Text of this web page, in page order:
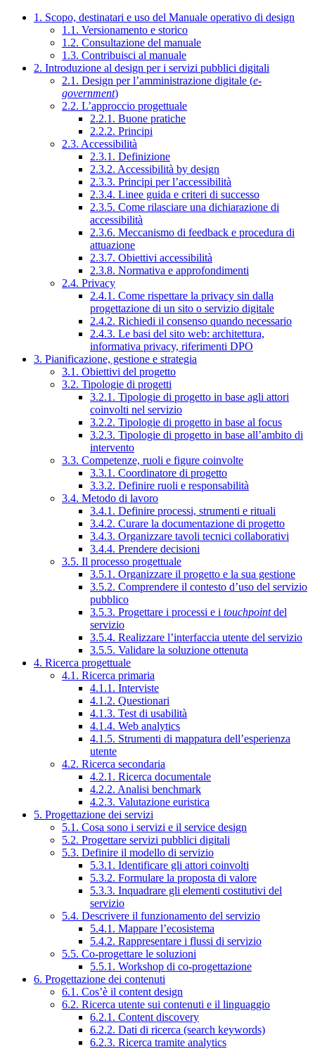
1. Scopo, destinatari e uso del Manuale operativo di design
1.1. Versionamento e storico
1.2. Consultazione del manuale
1.3. Contribuisci al manuale
2. Introduzione al design per i servizi pubblici digitali
2.1. Design per l’amministrazione digitale (e-
government)
2.2. L’approccio progettuale
2.2.1. Buone pratiche
2.2.2. Principi
2.3. Accessibilità
2.3.1. Definizione
2.3.2. Accessibilità by design
2.3.3. Principi per l’accessibilità
2.3.4. Linee guida e criteri di successo
2.3.5. Come rilasciare una dichiarazione di
accessibilità
2.3.6. Meccanismo di feedback e procedura di
attuazione
2.3.7. Obiettivi accessibilità
2.3.8. Normativa e approfondimenti
2.4. Privacy
2.4.1. Come rispettare la privacy sin dalla
progettazione di un sito o servizio digitale
2.4.2. Richiedi il consenso quando necessario
2.4.3. Le basi del sito web: architettura,
informativa privacy, riferimenti DPO
3. Pianificazione, gestione e strategia
3.1. Obiettivi del progetto
3.2. Tipologie di progetti
3.2.1. Tipologie di progetto in base agli attori
coinvolti nel servizio
3.2.2. Tipologie di progetto in base al focus
3.2.3. Tipologie di progetto in base all’ambito di
intervento
3.3. Competenze, ruoli e figure coinvolte
3.3.1. Coordinatore di progetto
3.3.2. Definire ruoli e responsabilità
3.4. Metodo di lavoro
3.4.1. Definire processi, strumenti e rituali
3.4.2. Curare la documentazione di progetto
3.4.3. Organizzare tavoli tecnici collaborativi
3.4.4. Prendere decisioni
3.5. Il processo progettuale
3.5.1. Organizzare il progetto e la sua gestione
3.5.2. Comprendere il contesto d’uso del servizio
pubblico
3.5.3. Progettare i processi e i touchpointdel
servizio
3.5.4. Realizzare l’interfaccia utente del servizio
3.5.5. Validare la soluzione ottenuta
4. Ricerca progettuale
4.1. Ricerca primaria
4.1.1. Interviste
4.1.2. Questionari
4.1.3. Test di usabilità
4.1.4. Web analytics
4.1.5. Strumenti di mappatura dell’esperienza
utente
4.2. Ricerca secondaria
4.2.1. Ricerca documentale
4.2.2. Analisi benchmark
4.2.3. Valutazione euristica
5. Progettazione dei servizi
5.1. Cosa sono i servizi e il service design
5.2. Progettare servizi pubblici digitali
5.3. Definire il modello di servizio
5.3.1. Identificare gli attori coinvolti
5.3.2. Formulare la proposta di valore
5.3.3. Inquadrare gli elementi costitutivi del
servizio
5.4. Descrivere il funzionamento del servizio
5.4.1. Mappare l’ecosistema
5.4.2. Rappresentare i flussi di servizio
5.5. Co-progettare le soluzioni
5.5.1. Workshop di co-progettazione
6. Progettazione dei contenuti
6.1. Cos’è il content design
6.2. Ricerca utente sui contenuti e il linguaggio
6.2.1. Content discovery
6.2.2. Dati di ricerca (search keywords)
6.2.3. Ricerca tramite analytics